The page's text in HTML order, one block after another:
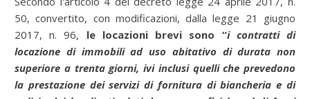
50, convertito, con modificazioni, dalla legge 21 giugno
2017, n. 96, le locazioni brevi sono “i contratti di
locazione di immobili ad uso abitativo di durata non
superiore a trenta giorni, ivi inclusi quelli che prevedono
la prestazione dei servizi di fornitura di biancheria e di